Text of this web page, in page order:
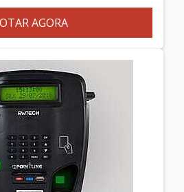
AGORA